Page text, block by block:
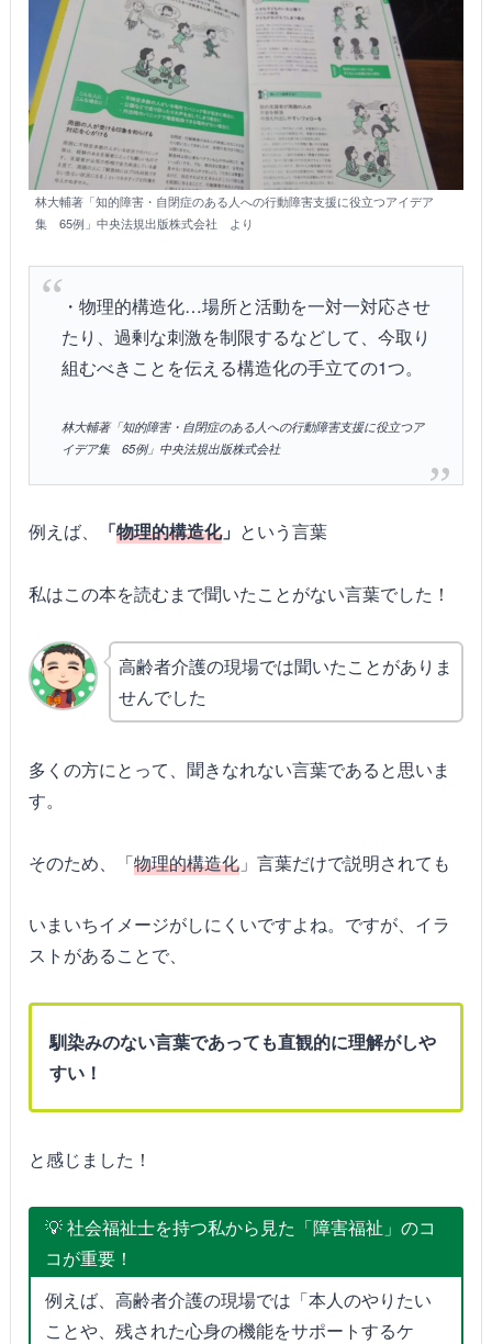
林大輔著「知的障害・自閉症のある人への行動障害支援に役立つアイデア
集 65例」中央法規出版株式会社 より
・物理的構造化…場所と活動を一対一対応させ
たり、過剰な刺激を制限するなどして、今取り
組むべきことを伝える構造化の手立ての1つ。
林大輔著「知的障害・自閉症のある人への行動障害支援に役立つア
イデア集 65例」中央法規出版株式会社
例えば、 「物理的構造化」 という言葉
私はこの本を読むまで聞いたことがない言葉でした！
高齢者介護の現場では聞いたことがありま
せんでした
多くの方にとって、聞きなれない言葉であると思いま
す。
そのため、「物理的構造化 」言葉だけで説明されても
いまいちイメージがしにくいですよね。ですが、イラ
ストがあることで、
馴染みのない言葉であっても直観的に理解がしや
すい！
と感じました！
💡 社会福祉士を持つ私から見た「障害福祉」のコ
コが重要！
例えば、高齢者介護の現場では「本人のやりたい
ことや、残された心身の機能をサポートするケ